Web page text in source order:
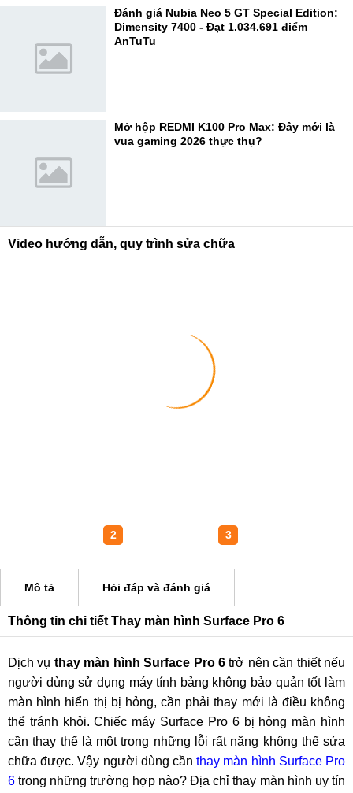
Đánh giá Nubia Neo 5 GT Special Edition:
Dimensity 7400 - Đạt 1.034.691 điểm
AnTuTu
Mở hộp REDMI K100 Pro Max: Đây mới là
vua gaming 2026 thực thụ?
Video hướng dẫn, quy trình sửa chữa
2 3
Mô tả Hỏi đáp và đánh giá
Thông tin chi tiết Thay màn hình Surface Pro 6
Dịch vụ thay màn hình Surface Pro 6trở nên cần thiết nếu
người dùng sử dụng máy tính bảng không bảo quản tốt làm
màn hình hiển thị bị hỏng, cần phải thay mới là điều không
thể tránh khỏi. Chiếc máy Surface Pro 6 bị hỏng màn hình
cần thay thế là một trong những lỗi rất nặng không thể sửa
chữa được. Vậy người dùng cầnthay màn hình Surface Pro
6 trong những trường hợp nào? Địa chỉ thay màn hình uy tín